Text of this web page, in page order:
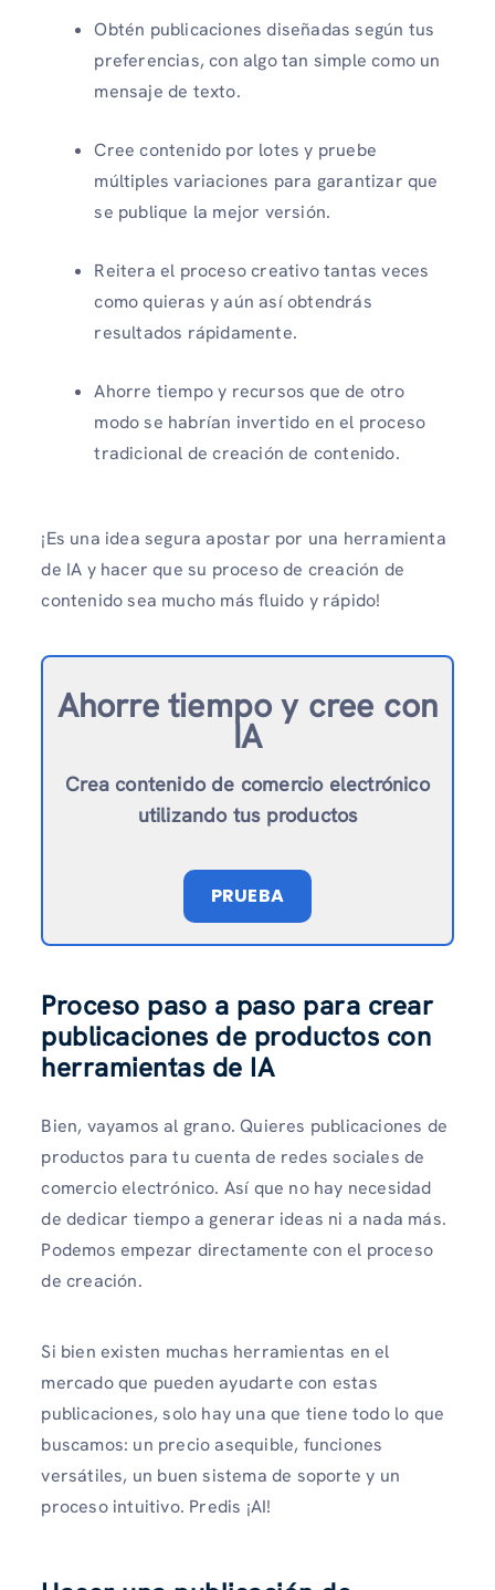
Obtén publicaciones diseñadas según tus
preferencias, con algo tan simple como un
mensaje de texto.
Cree contenido por lotes y pruebe
múltiples variaciones para garantizar que
se publique la mejor versión.
Reitera el proceso creativo tantas veces
como quieras y aún así obtendrás
resultados rápidamente.
Ahorre tiempo y recursos que de otro
modo se habrían invertido en el proceso
tradicional de creación de contenido.
¡Es una idea segura apostar por una herramienta
de IA y hacer que su proceso de creación de
contenido sea mucho más fluido y rápido!
Ahorre tiempo y cree con
IA
Crea contenido de comercio electrónico
utilizando tus productos
PRUEBA
Proceso paso a paso para crear
publicaciones de productos con
herramientas de IA
Bien, vayamos al grano. Quieres publicaciones de
productos para tu cuenta de redes sociales de
comercio electrónico. Así que no hay necesidad
de dedicar tiempo a generar ideas ni a nada más.
Podemos empezar directamente con el proceso
de creación.
Si bien existen muchas herramientas en el
mercado que pueden ayudarte con estas
publicaciones, solo hay una que tiene todo lo que
buscamos: un precio asequible, funciones
versátiles, un buen sistema de soporte y un
proceso intuitivo. Predis ¡AI!